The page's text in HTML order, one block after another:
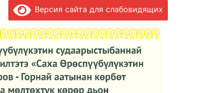
Версия сайта для слабовидящих